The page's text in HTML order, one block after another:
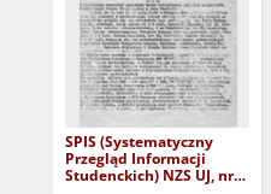
SPIS (Systematyczny
Przegląd Informacji
Studenckich) NZS UJ, nr